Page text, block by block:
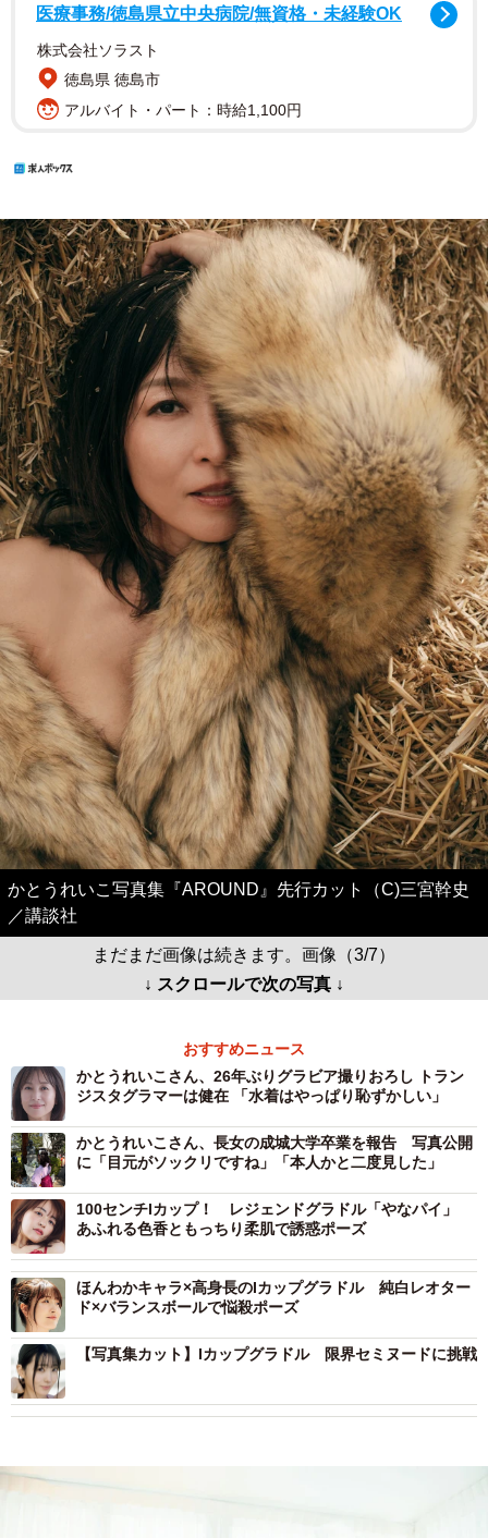
医療事務/徳島県立中央病院/無資格・未経験OK
株式会社ソラスト
徳島県 徳島市
アルバイト・パート：時給1,100円
かとうれいこ写真集『AROUND』先行カット（C)三宮幹史
／講談社
まだまだ画像は続きます。画像（3/7）
↓ スクロールで次の写真 ↓
おすすめニュース
かとうれいこさん、26年ぶりグラビア撮りおろし トラン
ジスタグラマーは健在 「水着はやっぱり恥ずかしい」
かとうれいこさん、長女の成城大学卒業を報告 写真公開
に「目元がソックリですね」「本人かと二度見した」
100センチIカップ！ レジェンドグラドル「やなパイ」
あふれる色香ともっちり柔肌で誘惑ポーズ
ほんわかキャラ×高身長のIカップグラドル 純白レオター
ド×バランスボールで悩殺ポーズ
【写真集カット】Iカップグラドル 限界セミヌードに挑戦